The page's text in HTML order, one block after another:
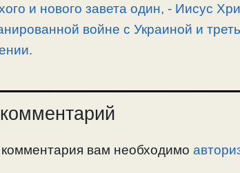
и нового завета один, -­ Иисус
войне с Украиной и
вам необходимо